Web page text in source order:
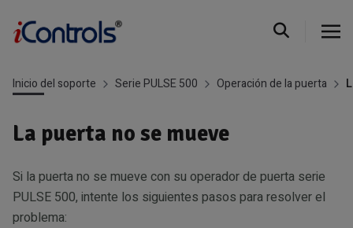
Inicio del soporte Serie PULSE 500 Operación de la puerta
La puerta no se mueve
Si la puerta no se mueve con su operador de puerta serie
PULSE 500, intente los siguientes pasos para resolver el
problema: